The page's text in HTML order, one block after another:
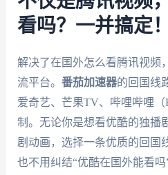
看吗？一并搞定！
解决了在国外怎么看腾讯视频
流平台。 番茄加速器的回国线
爱奇艺、芒果TV、哔哩哔哩
制。无论你是想看优酷的独播
剧动画，选择一条优质的回国
也不用纠结“优酷在国外能看